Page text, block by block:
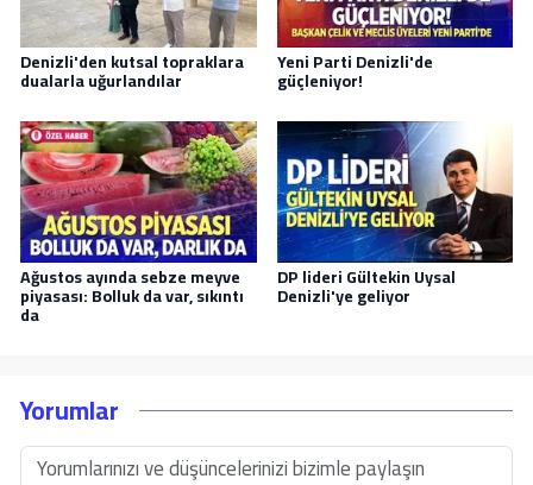
Denizli'den kutsal topraklara
dualarla uğurlandılar
Yeni Parti Denizli'de
güçleniyor!
Ağustos ayında sebze meyve
piyasası: Bolluk da var, sıkıntı
da
DP lideri Gültekin Uysal
Denizli'ye geliyor
Yorumlar